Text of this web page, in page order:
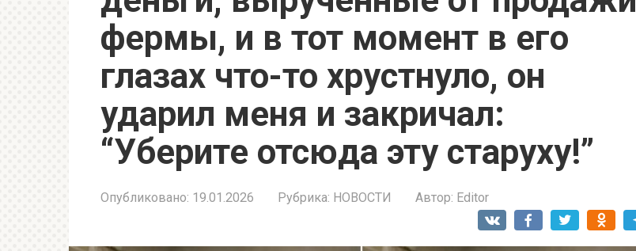
фермы, и в тот момент в его
глазах что-то хрустнуло, он
ударил меня и закричал:
“Уберите отсюда эту старуху!”
Опубликовано: 19.01.2026 Рубрика: НОВОСТИ Автор: Editor